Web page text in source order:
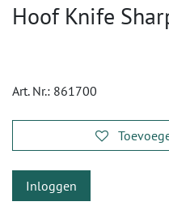
Hoof Knife
Art. Nr.: 861700
Inloggen